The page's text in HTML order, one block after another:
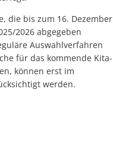
die bis zum 16. Dezember
2026 abgegeben
Auswahlverfahren
für das kommende Kita-
können erst im
werden.